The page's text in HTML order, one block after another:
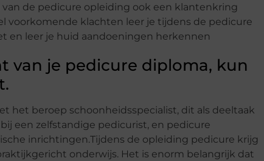
de pedicure opleiding ook een klantenkring
voorkomende klachten leer je tijdens de pedicure
en leer je huid aandoeningen herkennen
van je pedicure diploma, kun
het beroep schoonheidsspecialist, dit als deeltaak
een zelfstandige pedicurist, en pedicure
inrichtingen.Tijdens de opleiding pedicure krijg
onderwijs. Het is enorm belangrijk dat